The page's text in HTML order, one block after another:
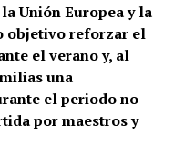
Unión Europea y la
objetivo reforzar el
el verano y, al
una
el periodo no
por maestros y